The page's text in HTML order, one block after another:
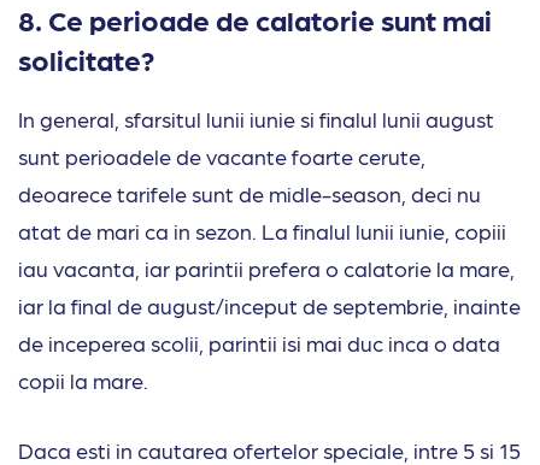
8. Ce perioade de calatorie sunt mai
solicitate?
In general, sfarsitul lunii iunie si finalul lunii august
sunt perioadele de vacante foarte cerute,
deoarece tarifele sunt de midle-season, deci nu
atat de mari ca in sezon. La finalul lunii iunie, copiii
iau vacanta, iar parintii prefera o calatorie la mare,
iar la final de august/inceput de septembrie, inainte
de inceperea scolii, parintii isi mai duc inca o data
copii la mare.
Daca esti in cautarea ofertelor speciale, intre 5 si 15